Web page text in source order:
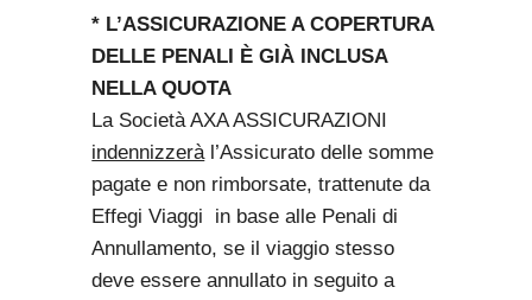
* L’ASSICURAZIONE A COPERTURA
DELLE PENALI È GIÀ INCLUSA
NELLA QUOTA
La Società AXA ASSICURAZIONI
indennizzerà l’Assicurato delle somme
pagate e non rimborsate, trattenute da
Effegi Viaggi in base alle Penali di
Annullamento, se il viaggio stesso
deve essere annullato in seguito a